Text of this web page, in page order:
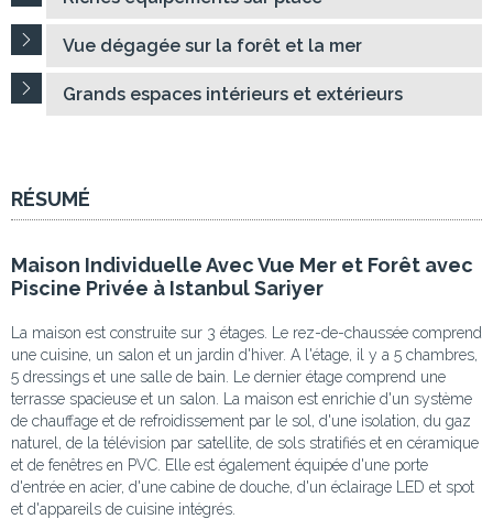
Vue dégagée sur la forêt et la mer
Grands espaces intérieurs et extérieurs
RÉSUMÉ
Maison Individuelle Avec Vue Mer et Forêt avec
Piscine Privée à Istanbul Sariyer
La maison est construite sur 3 étages. Le rez-de-chaussée comprend
une cuisine, un salon et un jardin d'hiver. A l'étage, il y a 5 chambres,
5 dressings et une salle de bain. Le dernier étage comprend une
terrasse spacieuse et un salon. La maison est enrichie d'un système
de chauffage et de refroidissement par le sol, d'une isolation, du gaz
naturel, de la télévision par satellite, de sols stratifiés et en céramique
et de fenêtres en PVC. Elle est également équipée d'une porte
d'entrée en acier, d'une cabine de douche, d'un éclairage LED et spot
et d'appareils de cuisine intégrés.